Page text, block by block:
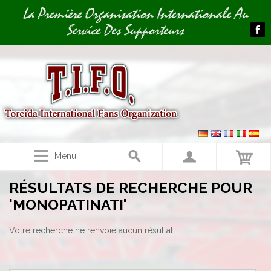
Image 01La Première Organisation Internationale Au
Service Des Supporteurs
Menu
RÉSULTATS DE RECHERCHE POUR
'MONOPATINATI'
Votre recherche ne renvoie aucun résultat.